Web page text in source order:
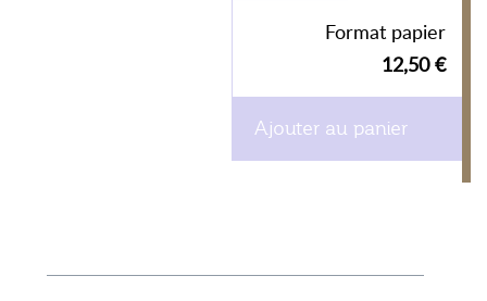
Format papier
12,50 €
Ajouter au panier